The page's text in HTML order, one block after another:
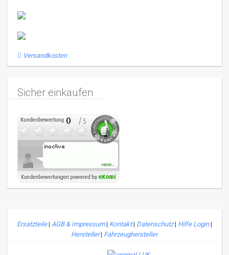
Versandkosten
Sicher einkaufen
Ersatzteile| AGB & Impressum| Kontakt| Datenschutz| Hilfe Login|
Hersteller| Fahrzeughersteller